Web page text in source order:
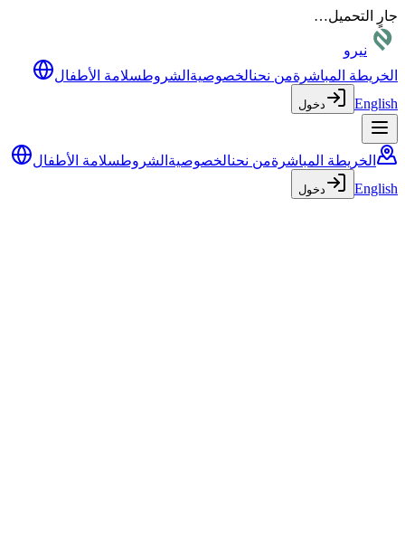
جارٍ التحميل…
نيرو
الخريطة المباشرةمن نحنالخصوصية الشروطسلامة الأطفال
English
دخول
الخريطة المباشرةمن نحنالخصوصية الشروطسلامة الأطفال
English
دخول